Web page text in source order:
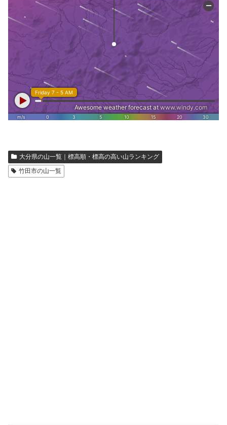
大分県の山一覧｜標高順・標高の高い山ランキング
竹田市の山一覧